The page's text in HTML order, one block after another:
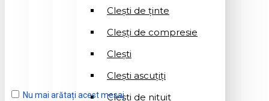
Clești de ținte
Cleșți de compresie
Cleşti
Clești ascuțiți
Cleşti de nituit
Nu mai arătați acest mesaj